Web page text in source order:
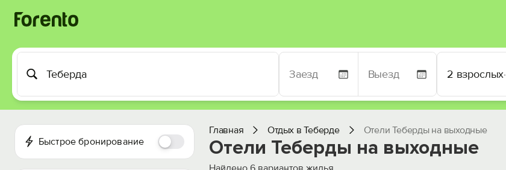
2 взрослых·
Быстрое бронирование
Главная Отдых в Теберде Отели Теберды на выходные
Отели Теберды на выходные